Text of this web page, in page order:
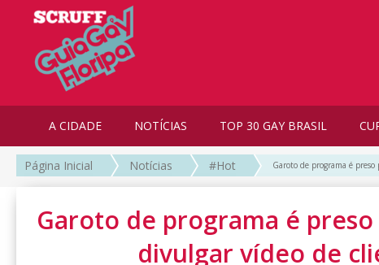
A CIDADE NOTÍCIAS TOP 30 GAY BRASIL
Página Inicial Notícias #Hot Garoto de programa é
Garoto de programa é
divulgar vídeo de